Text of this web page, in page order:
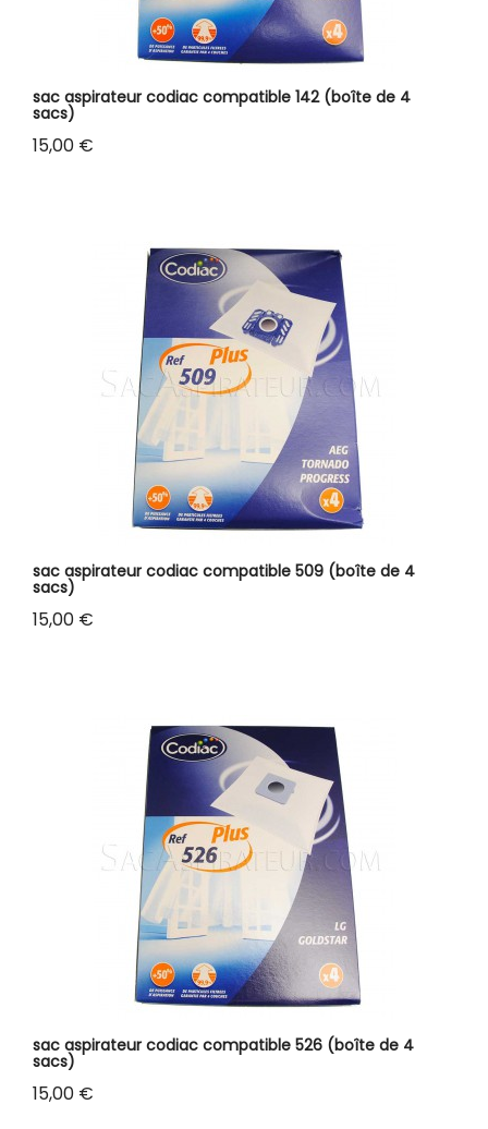
sac aspirateur codiac compatible 142 (boîte de 4
sacs)
Prix
15,00 €
sac aspirateur codiac compatible 509 (boîte de 4
sacs)
Prix
15,00 €
sac aspirateur codiac compatible 526 (boîte de 4
sacs)
Prix
15,00 €